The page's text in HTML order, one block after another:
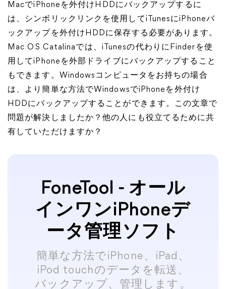
MacでiPhoneを外付けHDDにバックアップするに
は、シンボリックリンクを使用してiTunesにiPhoneバ
ックアップを外付けHDDに保存する必要があります。
Mac OS Catalinaでは、iTunesの代わりにFinderを使
用してiPhoneを外部ドライブにバックアップすること
もできます。Windowsコンピュータをお持ちの場合
は、より簡単な方法でWindowsでiPhoneを外付け
HDDにバックアップすることができます。この文章で
問題が解決しましたか？他の人にも役立てるために共
有していただけますか？
FoneTool - オール
インワンiPhoneデ
ータ管理ソフト
簡単な方法でiPhone、iPad、
iPod touchのデータを転送、
バックアップ、管理します。